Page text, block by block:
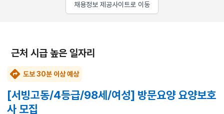
채용정보 제공사이트로 이동
근처 시급 높은 일자리
도보 30분 이상 예상
[서빙고동/4등급/98세/여성] 방문요양 요양보호
사 모집